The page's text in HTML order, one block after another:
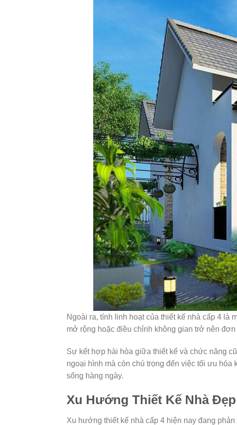
Ngoài ra, tính linh hoạt của thiết kế nhà cấp 4 là
mở rộng hoặc điều chỉnh không gian trở nên
Sự kết hợp hài hòa giữa thiết kế và chức năng
ngoại hình mà còn chú trọng đến việc tối ưu
sống hàng ngày.
Xu Hướng Thiết Kế Nhà
Xu hướng thiết kế nhà cấp 4 hiện nay đang